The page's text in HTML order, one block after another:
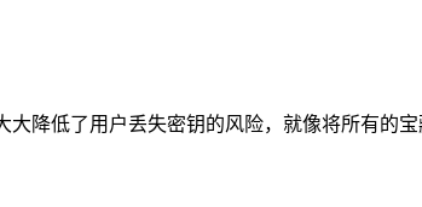
降低了用户丢失密钥的风险，就像将所有的